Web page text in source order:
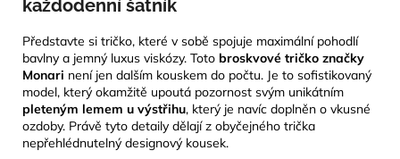
každodenní šatník
Představte si tričko, které v sobě spojuje maximální pohodlí
bavlny a jemný luxus viskózy. Toto broskvové tričko značky
Monari není jen dalším kouskem do počtu. Je to sofistikovaný
model, který okamžitě upoutá pozornost svým unikátním
pleteným lemem u výstřihu, který je navíc doplněn o vkusné
ozdoby. Právě tyto detaily dělají z obyčejného trička
nepřehlédnutelný designový kousek.